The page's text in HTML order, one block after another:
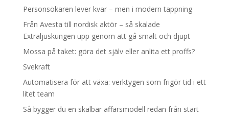
Personsökaren lever kvar – men i modern tappning
Från Avesta till nordisk aktör – så skalade
Extraljuskungen upp genom att gå smalt och djupt
Mossa på taket: göra det själv eller anlita ett proffs?
Svekraft
Automatisera för att växa: verktygen som frigör tid i ett
litet team
Så bygger du en skalbar affärsmodell redan från start